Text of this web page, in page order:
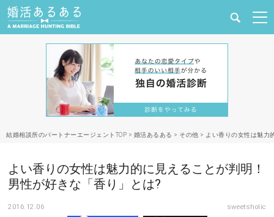
婚活と結婚
恋愛の悩み
合コン・街コン
マッチングアプリ
結婚相談所のパートナーエージェントTOP > 婚活あるある > その他 > よい香りの女性は魅力
よい香りの女性は魅力的に見えることが判明！
男性が好きな「香り」とは?
2016.12.06 sweetsholic